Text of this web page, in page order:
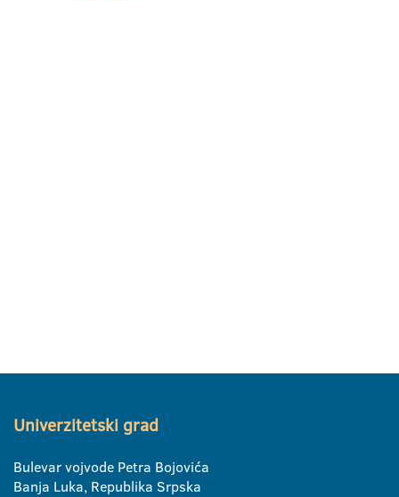
Univerzitetski grad
Bulevar vojvode Petra Bojovića
Banja Luka, Republika Srpska